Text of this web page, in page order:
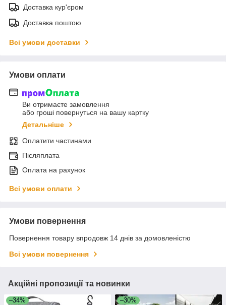
Доставка кур'єром
Доставка поштою
Всі умови доставки
Умови оплати
Ви отримаєте замовлення
або гроші повернуться на вашу картку
Детальніше
Оплатити частинами
Післяплата
Оплата на рахунок
Всі умови оплати
Умови повернення
Повернення товару впродовж 14 днів за домовленістю
Всі умови повернення
Акційні пропозиції та новинки
–34% –30%